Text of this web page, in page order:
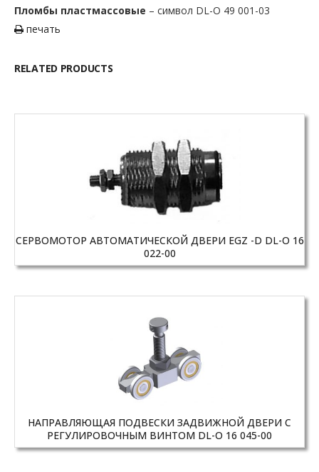
Пломбы пластмассовые – символ DL-O 49 001-03
печать
RELATED PRODUCTS
СЕРВОМОТОР АВТОМАТИЧЕСКОЙ ДВЕРИ EGZ -D DL-O 16
022-00
НАПРАВЛЯЮЩАЯ ПОДВЕСКИ ЗАДВИЖНОЙ ДВЕРИ С
РЕГУЛИРОВОЧНЫМ ВИНТОМ DL-O 16 045-00